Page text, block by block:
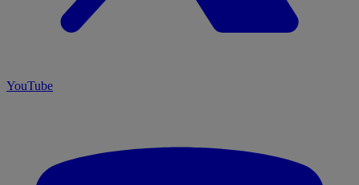
YouTube